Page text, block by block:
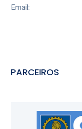
Email:
PARCEIROS